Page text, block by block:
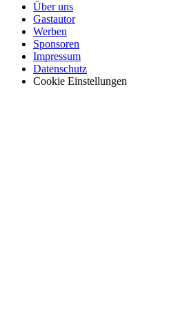
Über uns
Gastautor
Werben
Sponsoren
Impressum
Datenschutz
Cookie Einstellungen